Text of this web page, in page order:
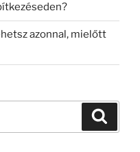
azonnal, mielőtt